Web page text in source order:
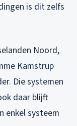
is dit zelfs
Noord,
Kamstrup
Die systemen
daar blijft
enkel systeem